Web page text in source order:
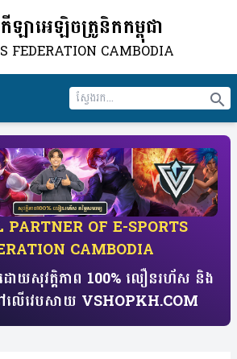
ាអេឡិចត្រូនិកកម្ពុជា
FEDERATION CAMBODIA
search
OF E-SPORTS
CAMBODIA
ោយសុវត្តិភាព 100% លឿនរហ័ស​ និង
លើវេបសាយ​ VSHOPKH.COM